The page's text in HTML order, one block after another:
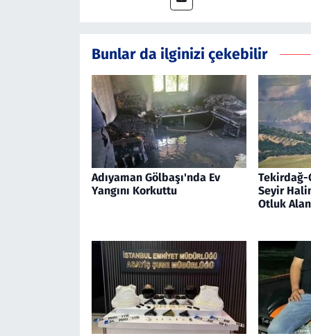
Bunlar da ilginizi çekebilir
Adıyaman Gölbaşı'nda Ev
Yangını Korkuttu
Tekirdağ-
Seyir
Otluk